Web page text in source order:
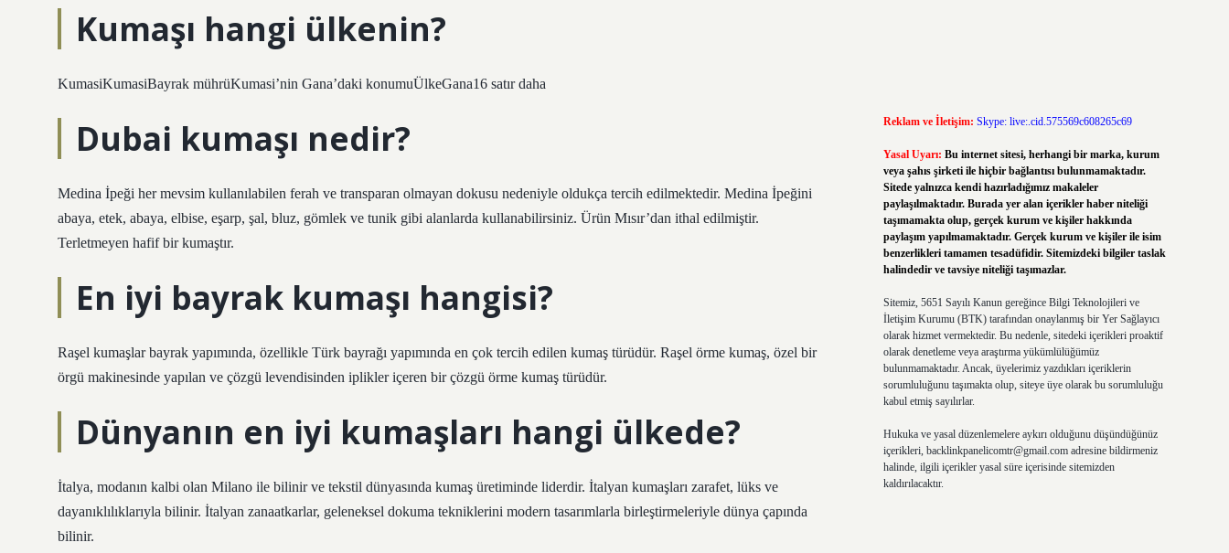
Kumaşı hangi ülkenin?
KumasiKumasiBayrak mührüKumasi’nin Gana’daki konumuÜlkeGana16 satır daha
Dubai kumaşı nedir?
Medina İpeği her mevsim kullanılabilen ferah ve transparan olmayan dokusu nedeniyle oldukça tercih edilmektedir. Medina İpeğini
abaya, etek, abaya, elbise, eşarp, şal, bluz, gömlek ve tunik gibi alanlarda kullanabilirsiniz. Ürün Mısır’dan ithal edilmiştir.
Terletmeyen hafif bir kumaştır.
En iyi bayrak kumaşı hangisi?
Raşel kumaşlar bayrak yapımında, özellikle Türk bayrağı yapımında en çok tercih edilen kumaş türüdür. Raşel örme kumaş, özel bir
örgü makinesinde yapılan ve çözgü levendisinden iplikler içeren bir çözgü örme kumaş türüdür.
Dünyanın en iyi kumaşları hangi ülkede?
İtalya, modanın kalbi olan Milano ile bilinir ve tekstil dünyasında kumaş üretiminde liderdir. İtalyan kumaşları zarafet, lüks ve
dayanıklılıklarıyla bilinir. İtalyan zanaatkarlar, geleneksel dokuma tekniklerini modern tasarımlarla birleştirmeleriyle dünya çapında
bilinir.
Reklam ve İletişim: Skype: live:.cid.575569c608265c69
Yasal Uyarı: Bu internet sitesi, herhangi bir marka, kurum
veya şahıs şirketi ile hiçbir bağlantısı bulunmamaktadır.
Sitede yalnızca kendi hazırladığımız makaleler
paylaşılmaktadır. Burada yer alan içerikler haber niteliği
taşımamakta olup, gerçek kurum ve kişiler hakkında
paylaşım yapılmamaktadır. Gerçek kurum ve kişiler ile isim
benzerlikleri tamamen tesadüfidir. Sitemizdeki bilgiler taslak
halindedir ve tavsiye niteliği taşımazlar.
Sitemiz, 5651 Sayılı Kanun gereğince Bilgi Teknolojileri ve
İletişim Kurumu (BTK) tarafından onaylanmış bir Yer Sağlayıcı
olarak hizmet vermektedir. Bu nedenle, sitedeki içerikleri proaktif
olarak denetleme veya araştırma yükümlülüğümüz
bulunmamaktadır. Ancak, üyelerimiz yazdıkları içeriklerin
sorumluluğunu taşımakta olup, siteye üye olarak bu sorumluluğu
kabul etmiş sayılırlar.
Hukuka ve yasal düzenlemelere aykırı olduğunu düşündüğünüz
içerikleri, backlinkpanelicomtr@gmail.comadresine bildirmeniz
halinde, ilgili içerikler yasal süre içerisinde sitemizden
kaldırılacaktır.